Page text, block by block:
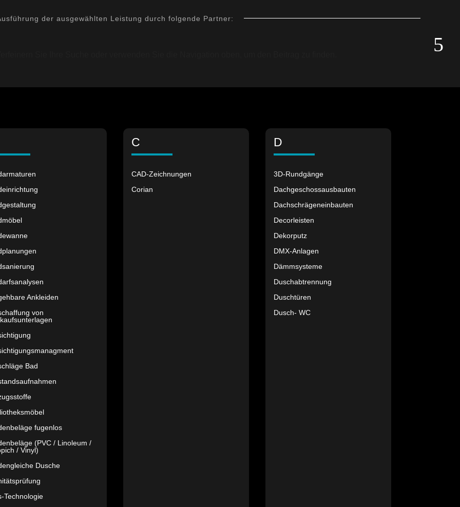
der ausgewählten Leistung durch folgende Partner:
Ankleiden
von
Bad
fugenlos
(PVC / Linoleum /
/ Vinyl)
Dusche
Technologie
C
CAD-Zeichnungen
Corian
D
3D-Rundgänge
Dachgeschossausbauten
Dachschrägeneinbauten
Decorleisten
Dekorputz
DMX-Anlagen
Dämmsysteme
Duschabtrennung
Duschtüren
Dusch- WC